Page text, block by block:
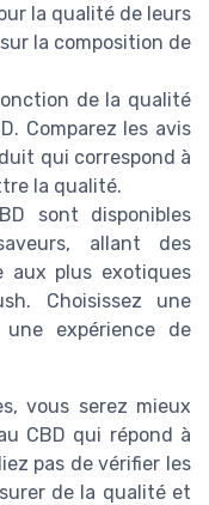
la qualité de leurs
la composition de
de la qualité
Comparez les avis
qui correspond à
la qualité.
sont disponibles
allant des
aux plus exotiques
Choisissez une
expérience de
vous serez mieux
CBD qui répond à
pas de vérifier les
de la qualité et